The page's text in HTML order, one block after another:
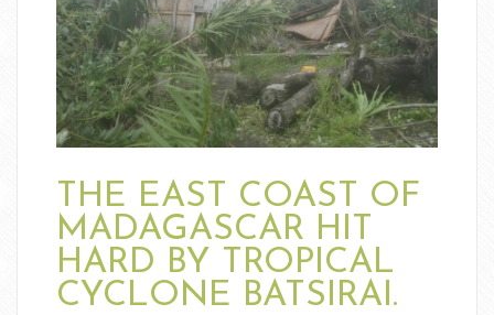
THE EAST COAST OF
MADAGASCAR HIT
HARD BY TROPICAL
CYCLONE BATSIRAI.